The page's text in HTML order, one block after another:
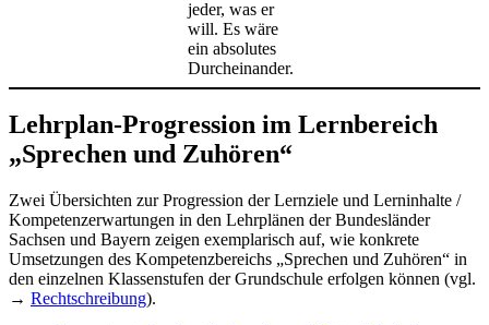
jeder, was er
will. Es wäre
ein absolutes
Durcheinander.
Lehrplan-Progression im Lernbereich
„Sprechen und Zuhören“
Zwei Übersichten zur Progression der Lernziele und Lerninhalte /
Kompetenzerwartungen in den Lehrplänen der Bundesländer
Sachsen und Bayern zeigen exemplarisch auf, wie konkrete
Umsetzungen des Kompetenzbereichs „Sprechen und Zuhören“ in
den einzelnen Klassenstufen der Grundschule erfolgen können (vgl.
→ Rechtschreibung).